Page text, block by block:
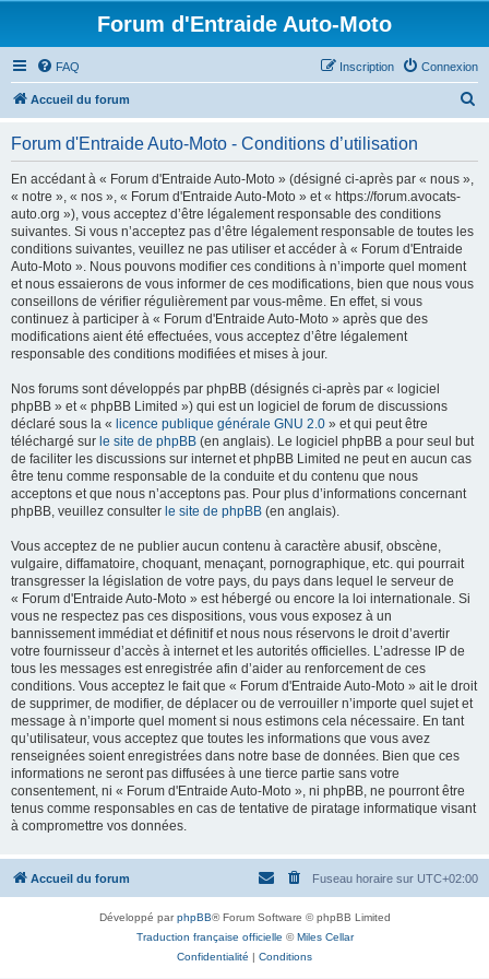
Forum d'Entraide Auto-Moto
FAQ Connexion
Inscription
Accueil du forum
Forum d'Entraide Auto-Moto - Conditions d’utilisation
En accédant à « Forum d'Entraide Auto-Moto » (désigné ci-après par « nous »,
« notre », « nos », « Forum d'Entraide Auto-Moto » et « https://forum.avocats-
auto.org »), vous acceptez d’être légalement responsable des conditions
suivantes. Si vous n’acceptez pas d’être légalement responsable de toutes les
conditions suivantes, veuillez ne pas utiliser et accéder à « Forum d'Entraide
Auto-Moto ». Nous pouvons modifier ces conditions à n’importe quel moment
et nous essaierons de vous informer de ces modifications, bien que nous vous
conseillons de vérifier régulièrement par vous-même. En effet, si vous
continuez à participer à « Forum d'Entraide Auto-Moto » après que des
modifications aient été effectuées, vous acceptez d’être légalement
responsable des conditions modifiées et mises à jour.
Nos forums sont développés par phpBB (désignés ci-après par « logiciel
phpBB » et « phpBB Limited ») qui est un logiciel de forum de discussions
déclaré sous la « licence publique générale GNU 2.0 » et qui peut être
téléchargé sur le site de phpBB (en anglais). Le logiciel phpBB a pour seul but
de faciliter les discussions sur internet et phpBB Limited ne peut en aucun cas
être tenu comme responsable de la conduite et du contenu que nous
acceptons et que nous n’acceptons pas. Pour plus d’informations concernant
phpBB, veuillez consulter le site de phpBB (en anglais).
Vous acceptez de ne publier aucun contenu à caractère abusif, obscène,
vulgaire, diffamatoire, choquant, menaçant, pornographique, etc. qui pourrait
transgresser la législation de votre pays, du pays dans lequel le serveur de
« Forum d'Entraide Auto-Moto » est hébergé ou encore la loi internationale. Si
vous ne respectez pas ces dispositions, vous vous exposez à un
bannissement immédiat et définitif et nous nous réservons le droit d’avertir
votre fournisseur d’accès à internet et les autorités officielles. L’adresse IP de
tous les messages est enregistrée afin d’aider au renforcement de ces
conditions. Vous acceptez le fait que « Forum d'Entraide Auto-Moto » ait le droit
de supprimer, de modifier, de déplacer ou de verrouiller n’importe quel sujet et
message à n’importe quel moment si nous estimons cela nécessaire. En tant
qu’utilisateur, vous acceptez que toutes les informations que vous avez
renseignées soient enregistrées dans notre base de données. Bien que ces
informations ne seront pas diffusées à une tierce partie sans votre
consentement, ni « Forum d'Entraide Auto-Moto », ni phpBB, ne pourront être
tenus comme responsables en cas de tentative de piratage informatique visant
à compromettre vos données.
Accueil du forum Fuseau horaire sur UTC+02:00
Développé parphpBB® Forum Software © phpBB Limited
Traduction française officielle ©Miles Cellar
Confidentialité | Conditions